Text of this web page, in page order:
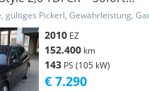
gültiges Pickerl, Gewährleistung,
2010 EZ
152.400 km
143 PS (105 kW)
€ 7.290